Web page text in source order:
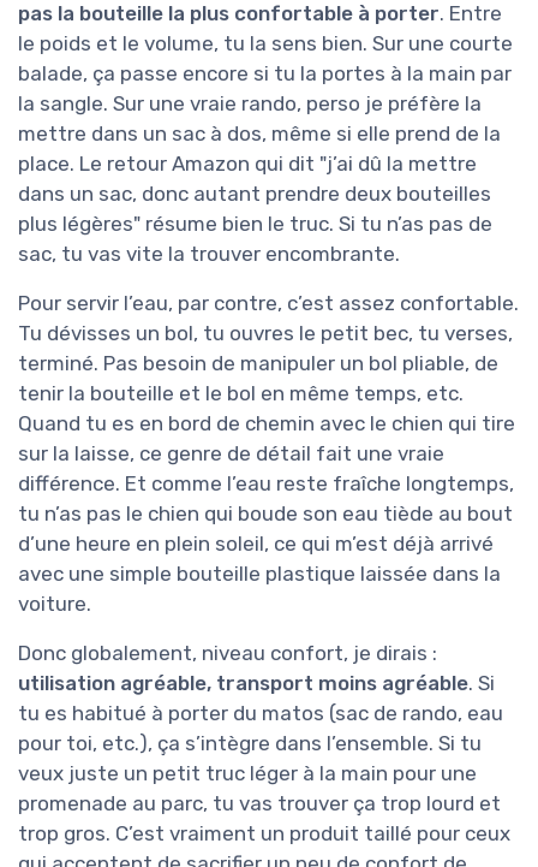
pas la bouteille la plus confortable à porter. Entre
le poids et le volume, tu la sens bien. Sur une courte
balade, ça passe encore si tu la portes à la main par
la sangle. Sur une vraie rando, perso je préfère la
mettre dans un sac à dos, même si elle prend de la
place. Le retour Amazon qui dit "j’ai dû la mettre
dans un sac, donc autant prendre deux bouteilles
plus légères" résume bien le truc. Si tu n’as pas de
sac, tu vas vite la trouver encombrante.
Pour servir l’eau, par contre, c’est assez confortable.
Tu dévisses un bol, tu ouvres le petit bec, tu verses,
terminé. Pas besoin de manipuler un bol pliable, de
tenir la bouteille et le bol en même temps, etc.
Quand tu es en bord de chemin avec le chien qui tire
sur la laisse, ce genre de détail fait une vraie
différence. Et comme l’eau reste fraîche longtemps,
tu n’as pas le chien qui boude son eau tiède au bout
d’une heure en plein soleil, ce qui m’est déjà arrivé
avec une simple bouteille plastique laissée dans la
voiture.
Donc globalement, niveau confort, je dirais :
utilisation agréable, transport moins agréable. Si
tu es habitué à porter du matos (sac de rando, eau
pour toi, etc.), ça s’intègre dans l’ensemble. Si tu
veux juste un petit truc léger à la main pour une
promenade au parc, tu vas trouver ça trop lourd et
trop gros. C’est vraiment un produit taillé pour ceux